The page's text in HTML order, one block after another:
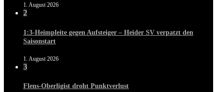
1. August 2026
2
1:3-Heimpleite gegen Aufsteiger – Heider SV verpatzt den
Saisonstart
1. August 2026
3
Flens-Oberligist droht Punktverlust